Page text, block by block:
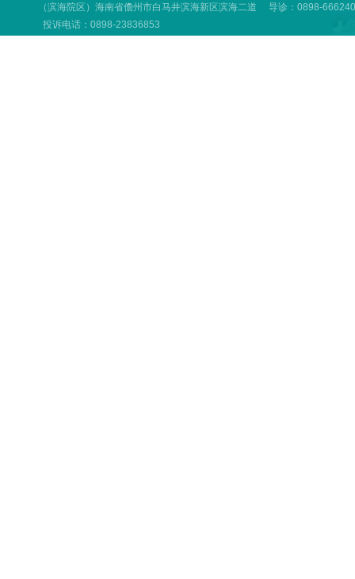
（滨海院区）海南省儋州市白马井滨海新区滨海二道 导诊：0898-
投诉电话：0898-23836853